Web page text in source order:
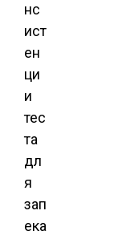
нс
ист
ен
ци
и
тес
та
дл
я
зап
ека